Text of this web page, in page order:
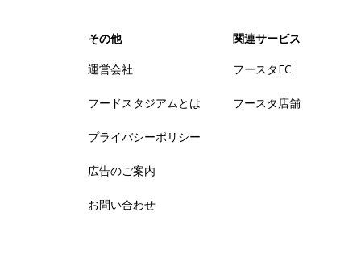
その他
運営会社
フードスタジアムとは
プライバシーポリシー
広告のご案内
お問い合わせ
関連サービス
フースタFC
フースタ店舗